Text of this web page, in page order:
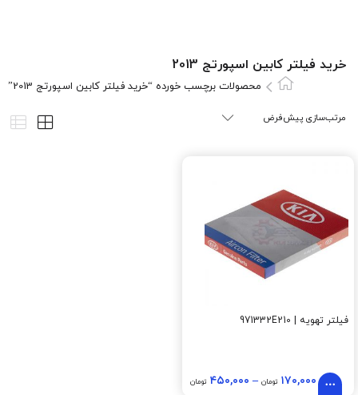
خرید فیلتر کابین اسپورتج 2013
محصولات برچسب خورده “خرید فیلتر کابین اسپورتج 2013”
فیلتر تهویه | 971332E210
۱۷۰,۰۰۰ تومان– ۴۵۰,۰۰۰ تومان